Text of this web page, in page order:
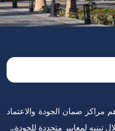
مراكز ضمان الجودة والاعتماد
تبنيه لمعايير متجددة للجودة...